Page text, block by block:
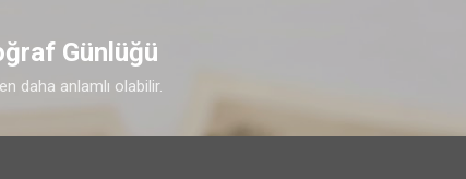
Günlüğü
daha anlamlı olabilir.